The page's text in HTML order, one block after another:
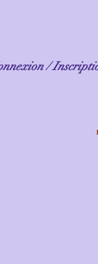
/